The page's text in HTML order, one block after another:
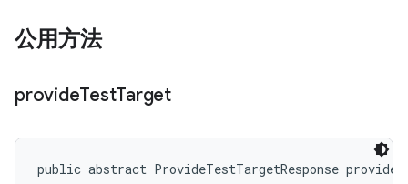
公用方法
provideTestTarget
public abstract ProvideTestTargetResponse